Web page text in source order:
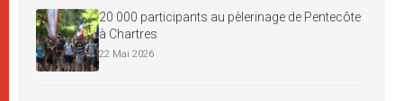
20 000 participants au pèlerinage de Pentecôte
à Chartres
22 Mai 2026